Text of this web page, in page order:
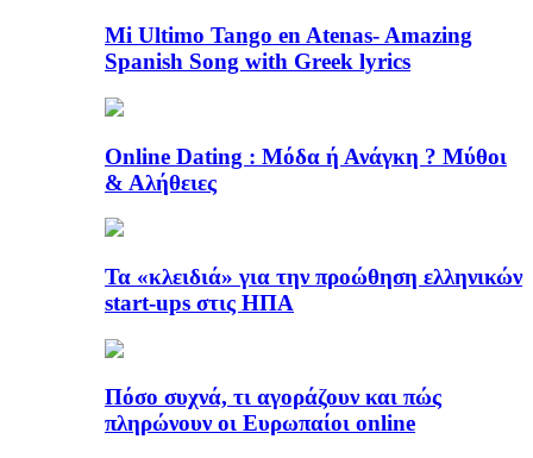
Mi Ultimo Tango en Atenas- Amazing
Spanish Song with Greek lyrics
Online Dating : Μόδα ή Ανάγκη ? Μύθοι
& Αλήθειες
Τα «κλειδιά» για την προώθηση ελληνικών
start-ups στις ΗΠΑ
Πόσο συχνά, τι αγοράζουν και πώς
πληρώνουν οι Ευρωπαίοι online